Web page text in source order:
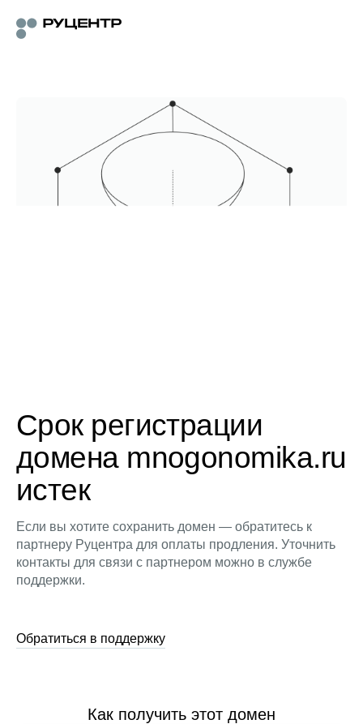
Срок регистрации
домена mnogonomika.ru
истек
Если вы хотите сохранить домен — обратитесь к
партнеру Руцентра для оплаты продления. Уточнить
контакты для связи с партнером можно в службе
поддержки.
Обратиться в поддержку
Как получить этот домен